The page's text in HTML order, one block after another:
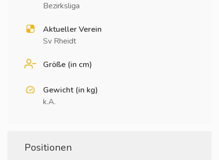
Bezirksliga
Aktueller Verein
Sv Rheidt
Größe (in cm)
Gewicht (in kg)
k.A.
Positionen